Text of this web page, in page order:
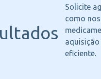
Solicite
como
aquisição
eficiente.